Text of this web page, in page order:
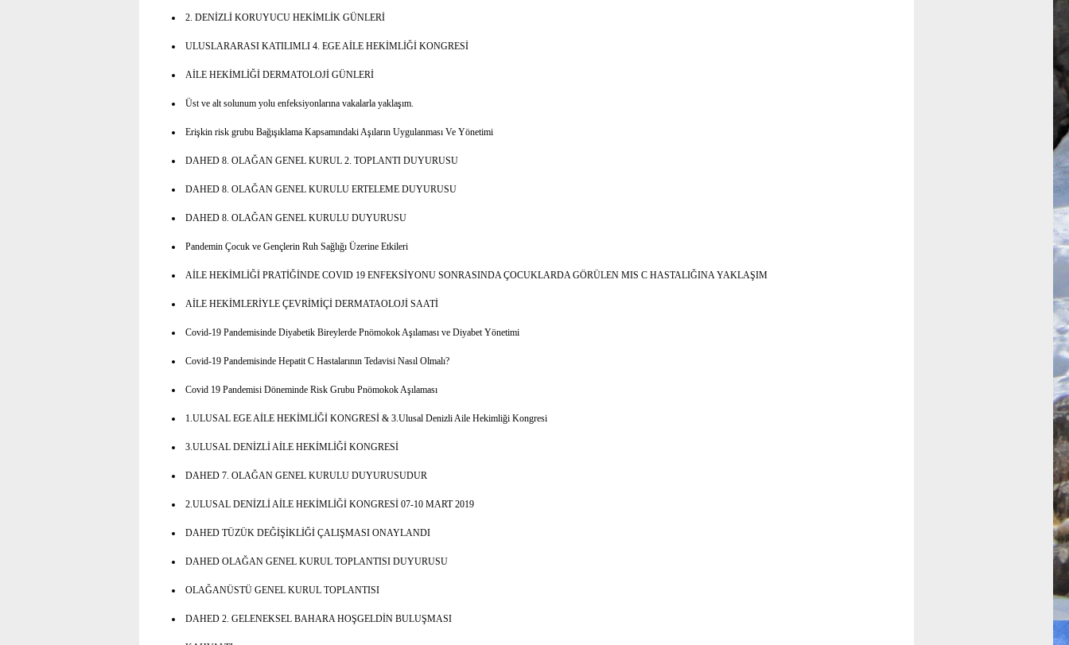
2. DENİZLİ KORUYUCU HEKİMLİK GÜNLERİ
ULUSLARARASI KATILIMLI 4. EGE AİLE HEKİMLİĞİ KONGRESİ
AİLE HEKİMLİĞİ DERMATOLOJİ GÜNLERİ
Üst ve alt solunum yolu enfeksiyonlarına vakalarla yaklaşım.
Erişkin risk grubu Bağışıklama Kapsamındaki Aşıların Uygulanması Ve Yönetimi
DAHED 8. OLAĞAN GENEL KURUL 2. TOPLANTI DUYURUSU
DAHED 8. OLAĞAN GENEL KURULU ERTELEME DUYURUSU
DAHED 8. OLAĞAN GENEL KURULU DUYURUSU
Pandemin Çocuk ve Gençlerin Ruh Sağlığı Üzerine Etkileri
AİLE HEKİMLİĞİ PRATİĞİNDE COVID 19 ENFEKSİYONU SONRASINDA ÇOCUKLARDA GÖRÜLEN MIS C HASTALIĞINA YAKLAŞIM
AİLE HEKİMLERİYLE ÇEVRİMİÇİ DERMATAOLOJİ SAATİ
Covid-19 Pandemisinde Diyabetik Bireylerde Pnömokok Aşılaması ve Diyabet Yönetimi
Covid-19 Pandemisinde Hepatit C Hastalarının Tedavisi Nasıl Olmalı?
Covid 19 Pandemisi Döneminde Risk Grubu Pnömokok Aşılaması
1.ULUSAL EGE AİLE HEKİMLİĞİ KONGRESİ & 3.Ulusal Denizli Aile Hekimliği Kongresi
3.ULUSAL DENİZLİ AİLE HEKİMLİĞİ KONGRESİ
DAHED 7. OLAĞAN GENEL KURULU DUYURUSUDUR
2.ULUSAL DENİZLİ AİLE HEKİMLİĞİ KONGRESİ 07-10 MART 2019
DAHED TÜZÜK DEĞİŞİKLİĞİ ÇALIŞMASI ONAYLANDI
DAHED OLAĞAN GENEL KURUL TOPLANTISI DUYURUSU
OLAĞANÜSTÜ GENEL KURUL TOPLANTISI
DAHED 2. GELENEKSEL BAHARA HOŞGELDİN BULUŞMASI